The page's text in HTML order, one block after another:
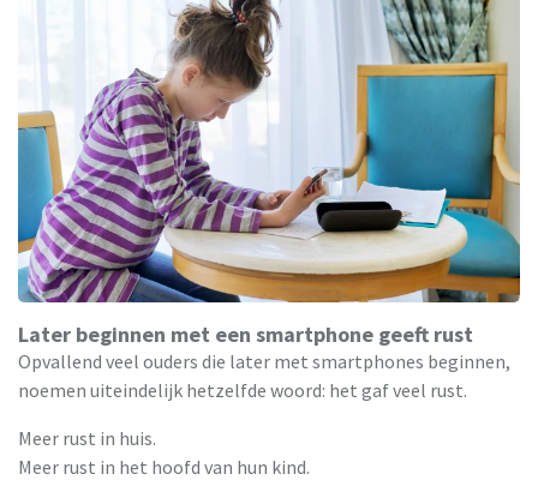
Later beginnen met een smartphone geeft rust
Opvallend veel ouders die later met smartphones beginnen,
noemen uiteindelijk hetzelfde woord: het gaf veel rust.
Meer rust in huis.
Meer rust in het hoofd van hun kind.